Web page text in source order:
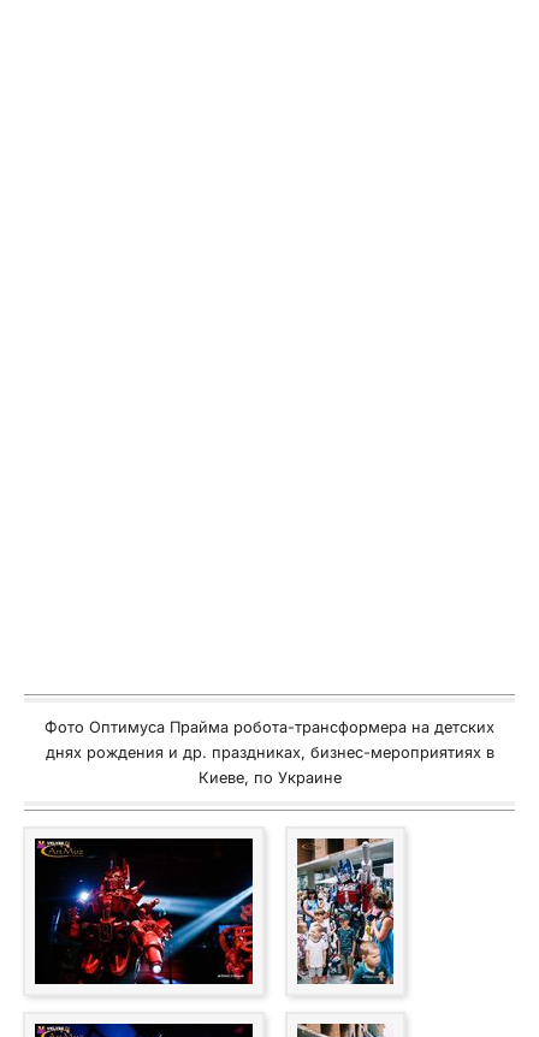
Фото Оптимуса Прайма робота-трансформера на детских
днях рождения и др. праздниках, бизнес-мероприятиях в
Киеве, по Украине